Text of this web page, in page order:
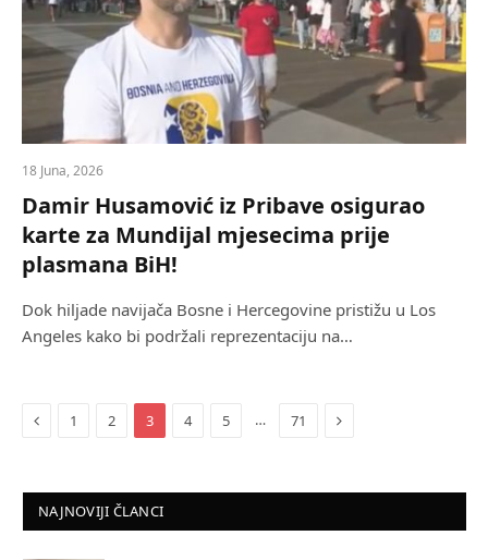
18 Juna, 2026
Damir Husamović iz Pribave osigurao
karte za Mundijal mjesecima prije
plasmana BiH!
Dok hiljade navijača Bosne i Hercegovine pristižu u Los
Angeles kako bi podržali reprezentaciju na…
Previous
1 2 3 4 5 … 71 Next
NAJNOVIJI ČLANCI